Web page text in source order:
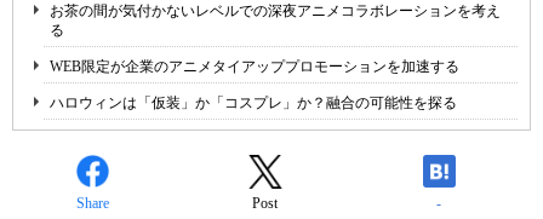
お茶の間が気付かないレベルでの深夜アニメコラボレーションを考え
る
WEB限定が企業のアニメタイアッププロモーションを加速する
ハロウィンは「仮装」か「コスプレ」か？融合の可能性を探る
Share Post -